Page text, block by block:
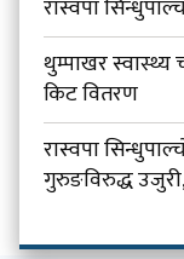
रास्वपा
थुम्पाखर स्वास्थ्य
किट वितरण
रास्वपा
गुरुङविरुद्ध